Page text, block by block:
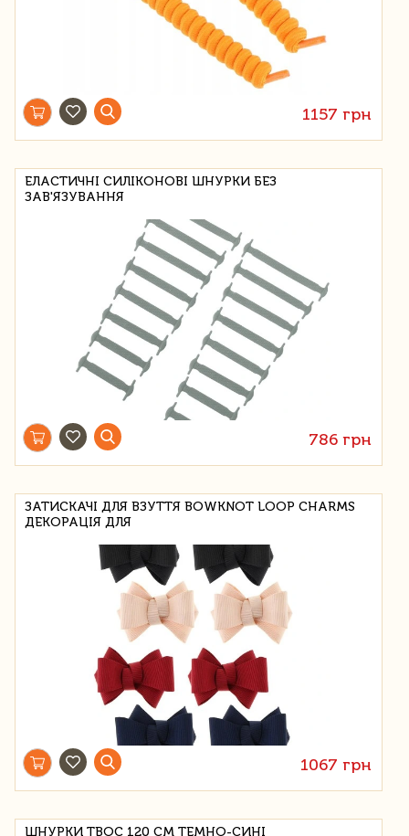
1157 грн
ЕЛАСТИЧНІ СИЛІКОНОВІ ШНУРКИ БЕЗ
ЗАВ'ЯЗУВАННЯ
786 грн
ЗАТИСКАЧІ ДЛЯ ВЗУТТЯ BOWKNOT LOOP CHARMS
ДЕКОРАЦІЯ ДЛЯ
1067 грн
ШНУРКИ TBOC 120 СМ ТЕМНО-СИНІ